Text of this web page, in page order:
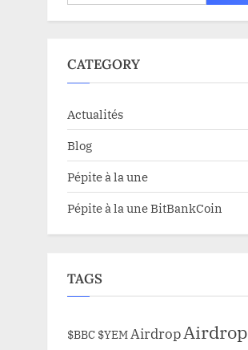
CATEGORY
Actualités
Blog
Pépite à la une
Pépite à la une BitBankCoin
TAGS
$BBC $YEMAirdropAirdrop